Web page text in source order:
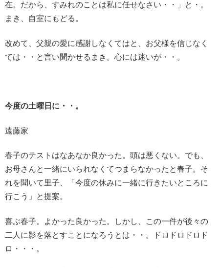
在。だから、すみれのことは私に任せなさい・・」
と・。
まき、自室にもどる。
改めて、父親の愛に感謝しなくてはと、お父様を信じなく
ては・・と言い聞かせるまき。心には迷いが・・。
今度の土曜日に・・。
遠藤家
春子のテストはなあなか良かった。頭は悪くない。でも、
お母さんと一緒にいられなくてつまらなかったと春子。そ
れを聞いて里子、
「今度の休みに一緒に行きたいところに
行こう」
と提案。
喜ぶ春子。よかった良かった。しかし、
この一件が後々の
二人に影を落とすことになろうとは・・。ドロドロドロド
ロ・・・。